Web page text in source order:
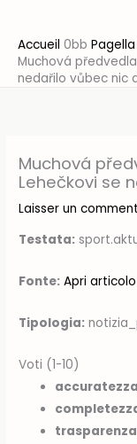
contenu
Accueil
Pagella
Muchová
nedařilo vůbec nic
Muchová
Lehečkovi se
Laisser un
Testata:
Fonte: Apri articolo
Tipologia:
Voti (1-10)